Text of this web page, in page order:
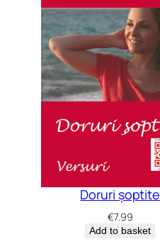
Doruri șoptite
€7.99
Add to basket